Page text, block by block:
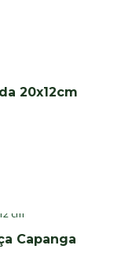
20x12cm
Capanga